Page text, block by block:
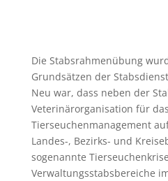
Die Stabsrahmenübung
Grundsätzen der
Neu war, dass neben der
Veterinärorganisation für das
Tierseuchenmanagement
Landes-, Bezirks- und
sogenannte
Verwaltungsstabsbereiche